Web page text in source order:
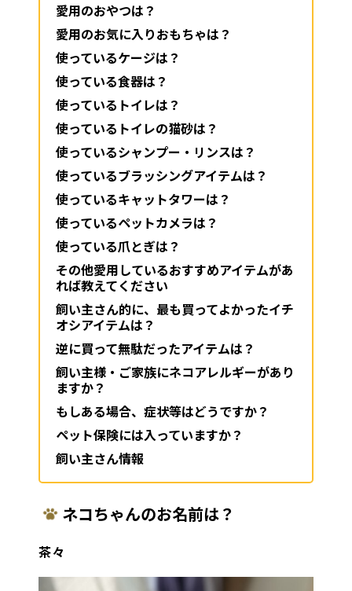
愛用のおやつは？
愛用のお気に入りおもちゃは？
使っているケージは？
使っている食器は？
使っているトイレは？
使っているトイレの猫砂は？
使っているシャンプー・リンスは？
使っているブラッシングアイテムは？
使っているキャットタワーは？
使っているペットカメラは？
使っている爪とぎは？
その他愛用しているおすすめアイテムがあ
れば教えてください
飼い主さん的に、最も買ってよかったイチ
オシアイテムは？
逆に買って無駄だったアイテムは？
飼い主様・ご家族にネコアレルギーがあり
ますか？
もしある場合、症状等はどうですか？
ペット保険には入っていますか？
飼い主さん情報
ネコちゃんのお名前は？
茶々